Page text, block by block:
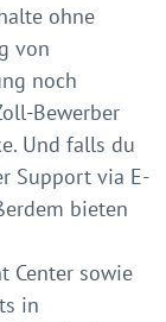
ohne
von
noch
Bewerber
Und falls du
Support via E-
bieten
Center sowie
in